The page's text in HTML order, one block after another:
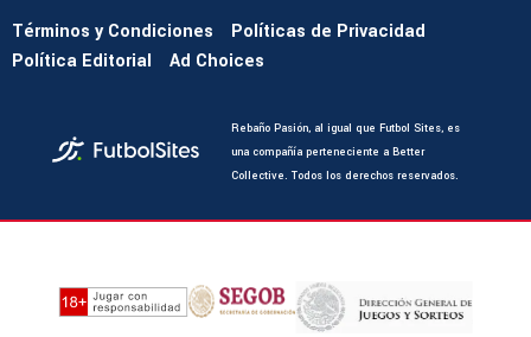
Términos y Condiciones
Políticas de Privacidad
Política Editorial
Ad Choices
Rebaño Pasión, al igual que Futbol Sites, es
una compañía perteneciente a Better
Collective. Todos los derechos reservados.